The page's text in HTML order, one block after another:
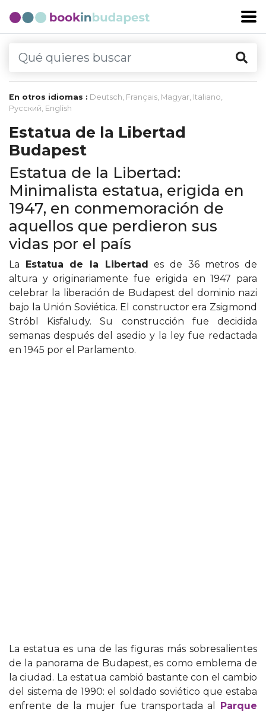
En otros idiomas : Deutsch, Français, Magyar, Italiano,
Русский, English
Estatua de la Libertad
Budapest
Estatua de la Libertad:
Minimalista estatua, erigida en
1947, en conmemoración de
aquellos que perdieron sus
vidas por el país
La Estatua de la Libertad es de 36 metros de
altura y originariamente fue erigida en 1947 para
celebrar la liberación de Budapest del dominio nazi
bajo la Unión Soviética. El constructor era Zsigmond
Stróbl Kisfaludy. Su construcción fue decidida
semanas después del asedio y la ley fue redactada
en 1945 por el Parlamento.
La estatua es una de las figuras más sobresalientes
de la panorama de Budapest, es como emblema de
la ciudad. La estatua cambió bastante con el cambio
del sistema de 1990: el soldado soviético que estaba
enfrente de la mujer fue transportada al Parque